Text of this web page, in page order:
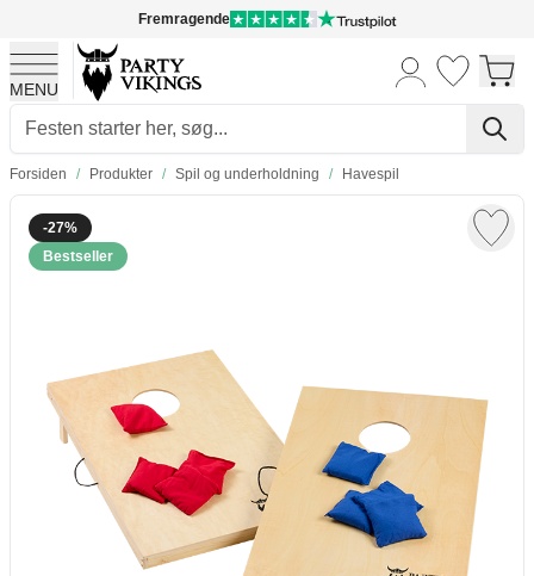
Fremragende
MENU
Skip to Content
Forsiden / Produkter / Spil og underholdning / Havespil
-27%
Bestseller